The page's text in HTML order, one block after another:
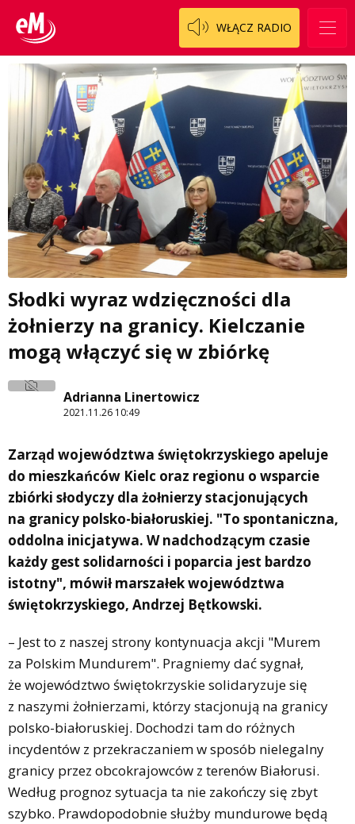
WŁĄCZ RADIO
Słodki wyraz wdzięczności dla
żołnierzy na granicy. Kielczanie
mogą włączyć się w zbiórkę
Adrianna Linertowicz
2021.11.26 10:49
Zarząd województwa świętokrzyskiego apeluje
do mieszkańców Kielc oraz regionu o wsparcie
zbiórki słodyczy dla żołnierzy stacjonujących
na granicy polsko-białoruskiej. "To spontaniczna,
oddolna inicjatywa. W nadchodzącym czasie
każdy gest solidarności i poparcia jest bardzo
istotny", mówił marszałek województwa
świętokrzyskiego, Andrzej Bętkowski.
– Jest to z naszej strony kontynuacja akcji "Murem
za Polskim Mundurem". Pragniemy dać sygnał,
że województwo świętokrzyskie solidaryzuje się
z naszymi żołnierzami, którzy stacjonują na granicy
polsko-białoruskiej. Dochodzi tam do różnych
incydentów z przekraczaniem w sposób nielegalny
granicy przez obcokrajowców z terenów Białorusi.
Według prognoz sytuacja ta nie zakończy się zbyt
szybko. Prawdopodobnie służby mundurowe będą